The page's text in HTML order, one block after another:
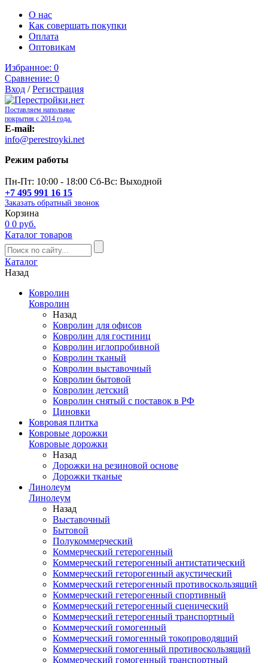
О нас
Как совершать покупки
Оплата
Оптовикам
Избранное: 0
Сравнение: 0
Вход /Регистрация
Поставляем напольные
покрытия с 2014 года.
E-mail:
info@perestroyki.net
Режим работы
Пн-Пт: 10:00 - 18:00 Сб-Вс: Выходной
+7 495 991 16 15
Заказать обратный звонок
Корзина
0 0 руб.
Каталог товаров
Каталог
Назад
Ковролин
Ковролин
Назад
Ковролин для офисов
Ковролин для гостиниц
Ковролин иглопробивной
Ковролин тканый
Ковролин выставочный
Ковролин бытовой
Ковролин детский
Ковролин снятый с поставок в РФ
Циновки
Ковровая плитка
Ковровые дорожки
Ковровые дорожки
Назад
Дорожки на резиновой основе
Дорожки тканые
Линолеум
Линолеум
Назад
Выставочный
Бытовой
Полукоммерческий
Коммерческий гетерогенный
Коммерческий гетерогенный антистатический
Коммерческий геторогенный акустический
Коммерческий гетерогенный противоскользящий
Коммерческий гетерогенный спортивный
Коммерческий гетерогенный сценический
Коммерческий гетерогенный транспортный
Коммерческий гомогенный
Коммерческий гомогенный токопроводящий
Коммерческий гомогенный противоскользящий
Коммерческий гомогенный транспортный